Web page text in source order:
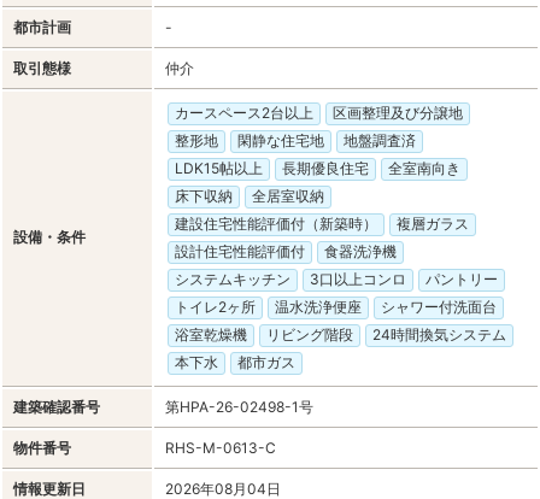
都市計画 -
取引態様 仲介
設備・条件
カースペース2台以上
区画整理及び分譲地
整形地
閑静な住宅地
地盤調査済
LDK15帖以上
長期優良住宅
全室南向き
床下収納
全居室収納
建設住宅性能評価付（新築時）
複層ガラス
設計住宅性能評価付
食器洗浄機
システムキッチン
3口以上コンロ
パントリー
トイレ2ヶ所
温水洗浄便座
シャワー付洗面台
浴室乾燥機
リビング階段
24時間換気システム
本下水
都市ガス
建築確認番号 第HPA-26-02498-1号
物件番号 RHS-M-0613-C
情報更新日 2026年08月04日